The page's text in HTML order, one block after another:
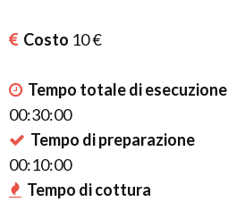
Costo 10 €
Tempo totale di esecuzione
00:30:00
Tempo di preparazione
00:10:00
Tempo di cottura